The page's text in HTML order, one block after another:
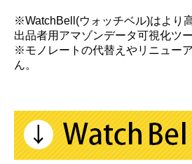
※WatchBell(ウォッチベル)はより
出品者用アマゾンデータ可視化ツー
※モノレートの代替えやリニュー
ん。